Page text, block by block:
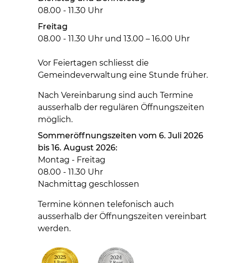
08.00 - 11.30 Uhr
Freitag
08.00 - 11.30 Uhr und 13.00 – 16.00 Uhr
Vor Feiertagen schliesst die
Gemeindeverwaltung eine Stunde früher.
Nach Vereinbarung sind auch Termine
ausserhalb der regulären Öffnungszeiten
möglich.
Sommeröffnungszeiten vom 6. Juli 2026
bis 16. August 2026:
Montag - Freitag
08.00 - 11.30 Uhr
Nachmittag geschlossen
Termine können telefonisch auch
ausserhalb der Öffnungszeiten vereinbart
werden.